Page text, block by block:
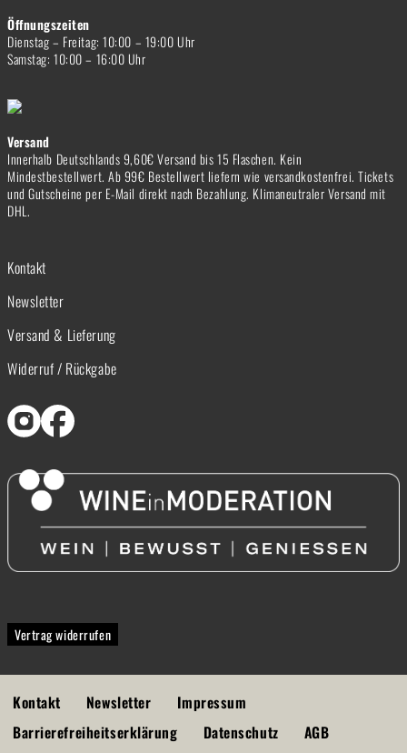
Öffnungszeiten
Dienstag – Freitag: 10:00 – 19:00 Uhr
Samstag: 10:00 – 16:00 Uhr
Versand
Innerhalb Deutschlands 9,60€ Versand bis 15 Flaschen. Kein
Mindestbestellwert. Ab 99€ Bestellwert liefern wie versandkostenfrei. Tickets
und Gutscheine per E-Mail direkt nach Bezahlung. Klimaneutraler Versand mit
DHL.
Kontakt
Newsletter
Versand & Lieferung
Widerruf / Rückgabe
Vertrag widerrufen
Kontakt Newsletter
Impressum
Barrierefreiheitserklärung
Datenschutz
AGB